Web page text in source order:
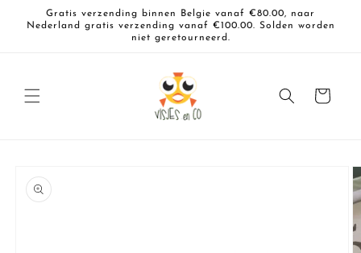
naar de
content
Gratis verzending binnen Belgie vanaf €80.00, naar
Nederland gratis verzending vanaf €100.00. Solden worden
niet geretourneerd.
Winkelwagen